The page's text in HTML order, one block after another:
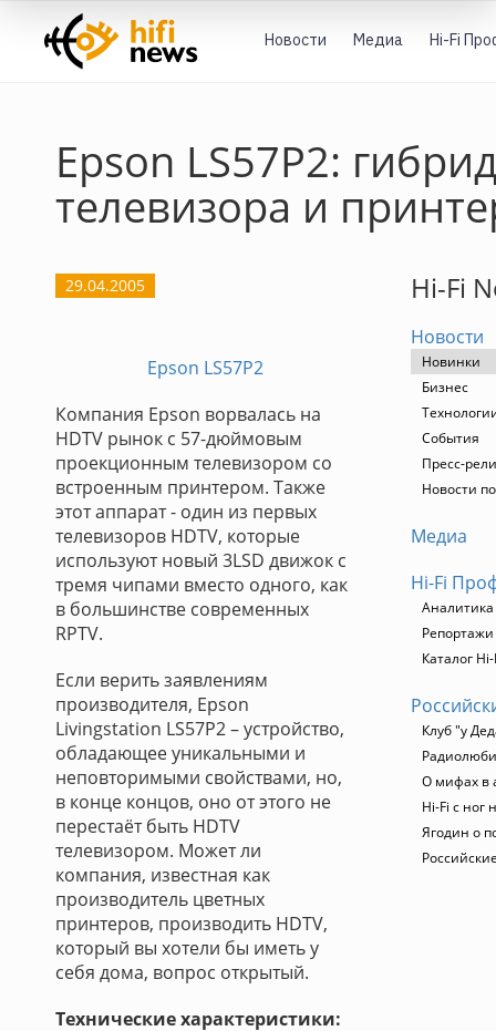
Новости Медиа Hi-Fi
Epson LS57P2:
телевизора и
29.04.2005
Epson LS57P2
Компания Epson ворвалась на
HDTV рынок с 57-дюймовым
проекционным телевизором со
встроенным принтером. Также
этот аппарат - один из первых
телевизоров HDTV, которые
используют новый 3LSD движок с
тремя чипами вместо одного, как
в большинстве современных
RPTV.
Если верить заявлениям
производителя, Epson
Livingstation LS57P2 – устройство,
обладающее уникальными и
неповторимыми свойствами, но,
в конце концов, оно от этого не
перестаёт быть HDTV
телевизором. Может ли
компания, известная как
производитель цветных
принтеров, производить HDTV,
который вы хотели бы иметь у
себя дома, вопрос открытый.
Технические характеристики:
Hi-Fi
Новости
Новинки
Бизнес
События
Пресс-
Новости
Медиа
Hi-Fi
Аналитика
Каталог
Клуб "у
О мифах в
Hi-Fi с ног
Ягодин о